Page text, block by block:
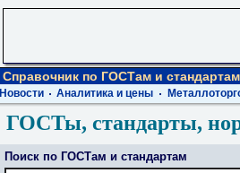
Справочник по ГОСТам и стандартам
Новости Аналитика и цены
ГОСТы, стандарты,
Поиск по ГОСТам и стандартам